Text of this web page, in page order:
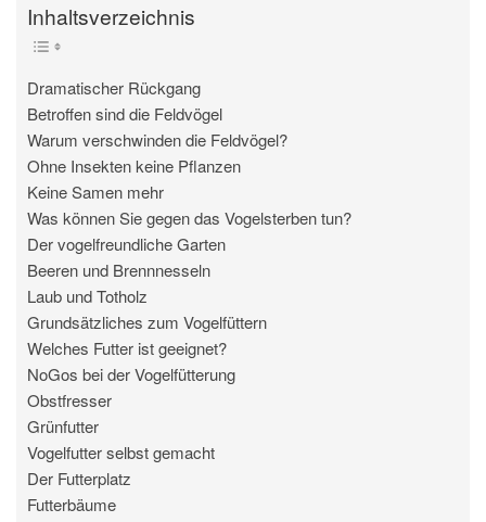
Inhaltsverzeichnis
Dramatischer Rückgang
Betroffen sind die Feldvögel
Warum verschwinden die Feldvögel?
Ohne Insekten keine Pflanzen
Keine Samen mehr
Was können Sie gegen das Vogelsterben tun?
Der vogelfreundliche Garten
Beeren und Brennnesseln
Laub und Totholz
Grundsätzliches zum Vogelfüttern
Welches Futter ist geeignet?
NoGos bei der Vogelfütterung
Obstfresser
Grünfutter
Vogelfutter selbst gemacht
Der Futterplatz
Futterbäume